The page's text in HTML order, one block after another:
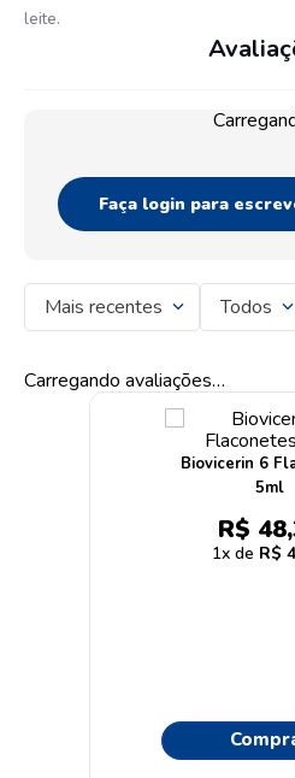
leite.
Faça login para
Mais recentes Todos
Carregando avaliações…
Biovicerin 6
5ml
R$ 48,
1 R$